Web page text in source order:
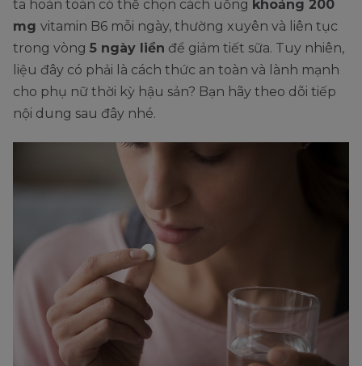
ta hoàn toàn có thể chọn cách uống khoảng 200
mg vitamin B6 mỗi ngày, thường xuyên và liên tục
trong vòng 5 ngày liền để giảm tiết sữa. Tuy nhiên,
liệu đây có phải là cách thức an toàn và lành mạnh
cho phụ nữ thời kỳ hậu sản? Bạn hãy theo dõi tiếp
nội dung sau đây nhé.